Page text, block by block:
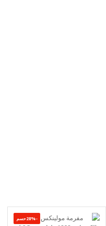
-28%حسم